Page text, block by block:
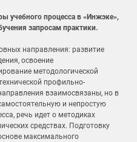
учебного процесса в «Инжэке»,
запросам практики.
направления: развитие
освоение
методологической
профильно-
взаимосвязаны, но в
и непростую
речь идет о методиках
средствах. Подготовку
максимального